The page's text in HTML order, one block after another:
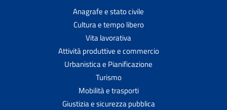
Anagrafe e stato civile
Cultura e tempo libero
Vita lavorativa
Attività produttive e commercio
Urbanistica e Pianificazione
Turismo
Mobilità e trasporti
Giustizia e sicurezza pubblica